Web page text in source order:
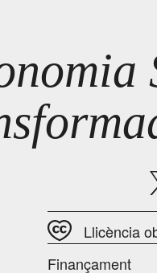
Llicència
Finançament